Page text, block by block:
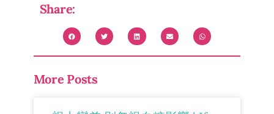
Share:
More Posts